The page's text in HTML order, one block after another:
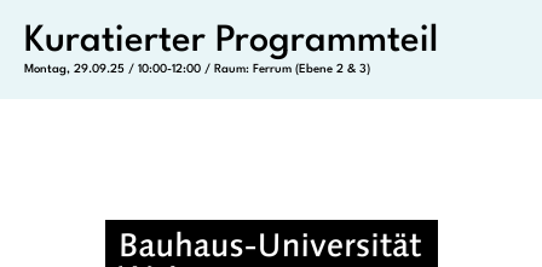
Kuratierter Programmteil
Montag, 29.09.25 / 10:00-12:00 / Raum: Ferrum (Ebene 2 & 3)